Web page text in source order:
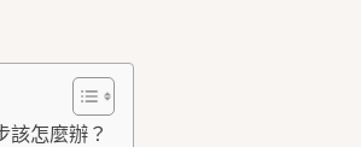
該怎麼辦？